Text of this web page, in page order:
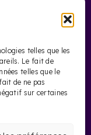
telles que les
Le fait de
telles que le
de ne pas
sur certaines